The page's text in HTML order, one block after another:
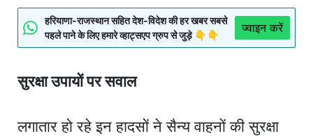
हरियाणा-राजस्थान सहित देश-विदेश की हर खबर सबसे
पहले पाने के लिए हमारे व्हाट्सएप ग्रुप से जुड़े 👇👇
ज्वाइन करें
सुरक्षा उपायों पर सवाल
लगातार हो रहे इन हादसों ने सैन्य वाहनों की सुरक्षा